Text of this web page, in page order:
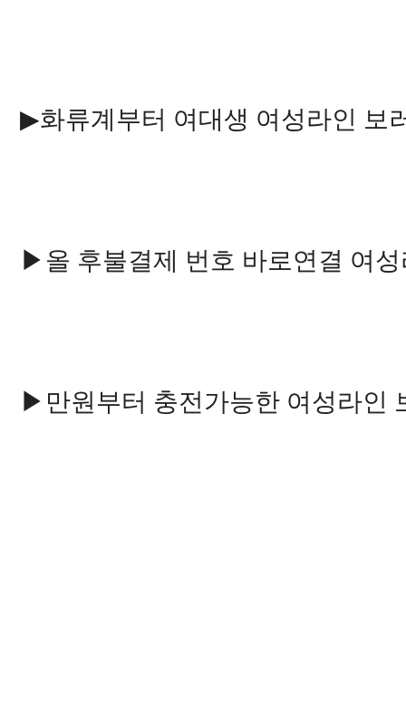
▶화류계부터 여대생 여성라인
▶올 후불결제 번호 바로연결 여
▶만원부터 충전가능한 여성라